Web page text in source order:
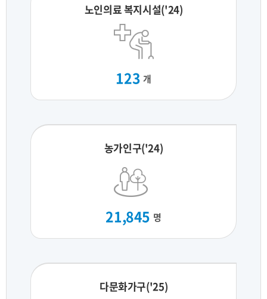
노인의료 복지시설('24)
123 개
농가인구('24)
21,845 명
다문화가구('25)